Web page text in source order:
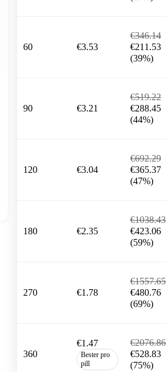
60 €3.53
€346.14
€211.53
(39%)
90 €3.21
€519.22
€288.45
(44%)
120 €3.04
€692.29
€365.37
(47%)
180 €2.35
€1038.43
€423.06
(59%)
270 €1.78
€1557.65
€480.76
(69%)
360
€1.47
Bester pro
pill
€2076.86
€528.83
(75%)